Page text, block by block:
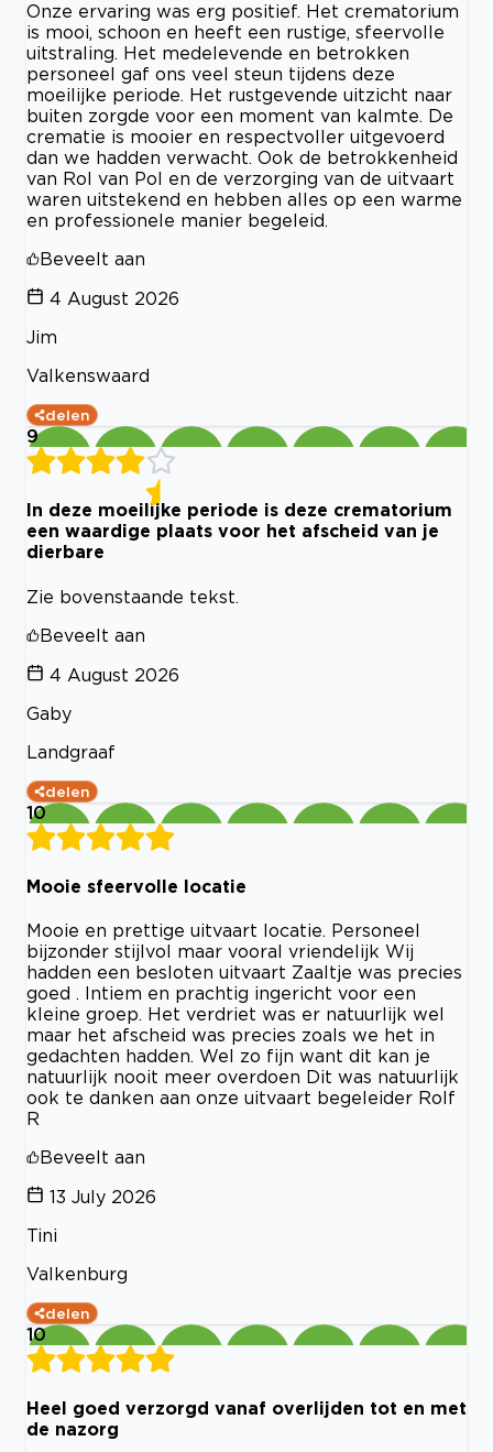
Onze ervaring was erg positief. Het crematorium
is mooi, schoon en heeft een rustige, sfeervolle
uitstraling. Het medelevende en betrokken
personeel gaf ons veel steun tijdens deze
moeilijke periode. Het rustgevende uitzicht naar
buiten zorgde voor een moment van kalmte. De
crematie is mooier en respectvoller uitgevoerd
dan we hadden verwacht. Ook de betrokkenheid
van Rol van Pol en de verzorging van de uitvaart
waren uitstekend en hebben alles op een warme
en professionele manier begeleid.
Beveelt aan
4 August 2026
Jim
Valkenswaard
delen
9
In deze moeilijke periode is deze crematorium
een waardige plaats voor het afscheid van je
dierbare
Zie bovenstaande tekst.
Beveelt aan
4 August 2026
Gaby
Landgraaf
delen
10
Mooie sfeervolle locatie
Mooie en prettige uitvaart locatie. Personeel
bijzonder stijlvol maar vooral vriendelijk Wij
hadden een besloten uitvaart Zaaltje was precies
goed . Intiem en prachtig ingericht voor een
kleine groep. Het verdriet was er natuurlijk wel
maar het afscheid was precies zoals we het in
gedachten hadden. Wel zo fijn want dit kan je
natuurlijk nooit meer overdoen Dit was natuurlijk
ook te danken aan onze uitvaart begeleider Rolf
R
Beveelt aan
13 July 2026
Tini
Valkenburg
delen
10
Heel goed verzorgd vanaf overlijden tot en met
de nazorg